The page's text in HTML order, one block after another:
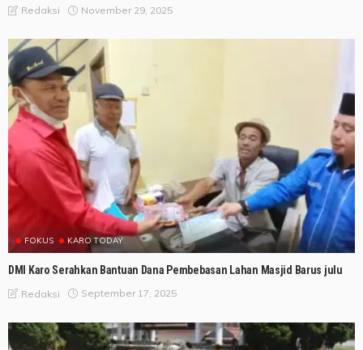
Redaksi November 29, 2025
FOKUS KARO TODAY
DMI Karo Serahkan Bantuan Dana Pembebasan Lahan Masjid Barus julu
Redaksi September 17, 2025